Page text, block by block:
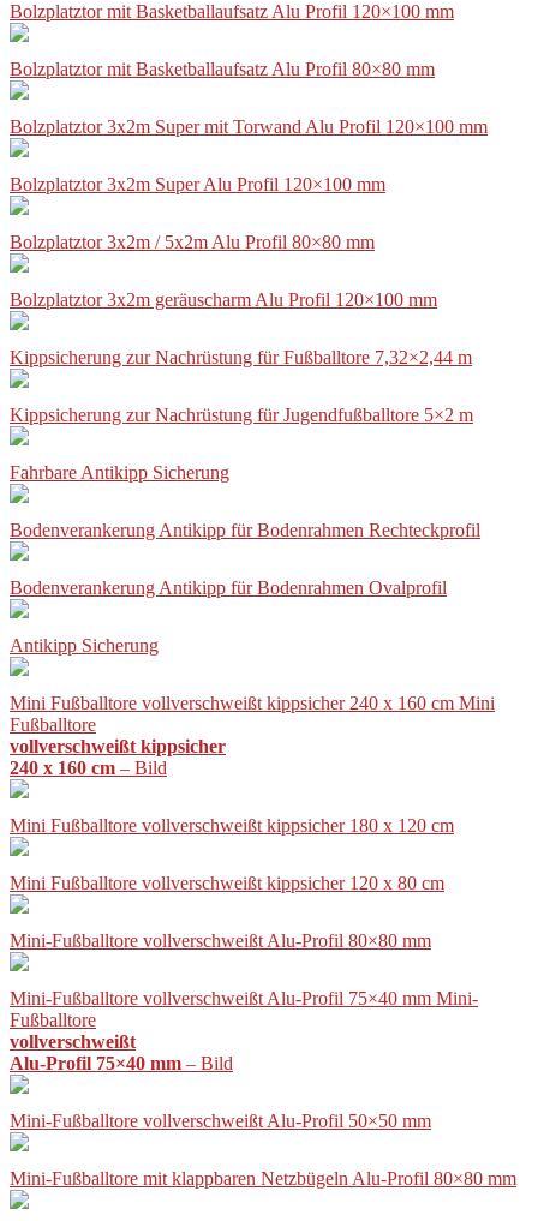
Bolzplatztor mit Basketballaufsatz Alu Profil 120×100 mm
Bolzplatztor mit Basketballaufsatz Alu Profil 80×80 mm
Bolzplatztor 3x2m Super mit Torwand Alu Profil 120×100 mm
Bolzplatztor 3x2m Super Alu Profil 120×100 mm
Bolzplatztor 3x2m / 5x2m Alu Profil 80×80 mm
Bolzplatztor 3x2m geräuscharm Alu Profil 120×100 mm
Kippsicherung zur Nachrüstung für Fußballtore 7,32×2,44 m
Kippsicherung zur Nachrüstung für Jugendfußballtore 5×2 m
Fahrbare Antikipp Sicherung
Bodenverankerung Antikipp für Bodenrahmen Rechteckprofil
Bodenverankerung Antikipp für Bodenrahmen Ovalprofil
Antikipp Sicherung
Mini Fußballtore vollverschweißt kippsicher 240 x 160 cm Mini
Fußballtore
vollverschweißt kippsicher
240 x 160 cm – Bild
Mini Fußballtore vollverschweißt kippsicher 180 x 120 cm
Mini Fußballtore vollverschweißt kippsicher 120 x 80 cm
Mini-Fußballtore vollverschweißt Alu-Profil 80×80 mm
Mini-Fußballtore vollverschweißt Alu-Profil 75×40 mm Mini-
Fußballtore
vollverschweißt
Alu-Profil 75×40 mm – Bild
Mini-Fußballtore vollverschweißt Alu-Profil 50×50 mm
Mini-Fußballtore mit klappbaren Netzbügeln Alu-Profil 80×80 mm